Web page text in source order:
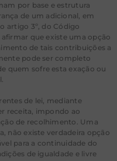
por base e estrutura
de um adicional, em
artigo 3º, do Código
que existe uma opção
de tais contribuições a
pode ser completo
quem sofre esta exação ou
de lei, mediante
receita, impondo ao
de recolhimento. Uma
não existe verdadeira opção
para a continuidade do
de igualdade e livre